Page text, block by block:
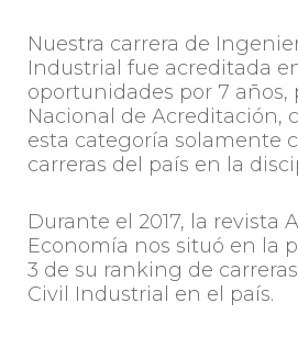
Nuestra carrera de
Industrial fue acreditada
oportunidades por 7 años,
Nacional de Acreditación,
esta categoría solamente
carreras del país en la
Durante el 2017, la revista
Economía nos situó en la
3 de su ranking de
Civil Industrial en el país.